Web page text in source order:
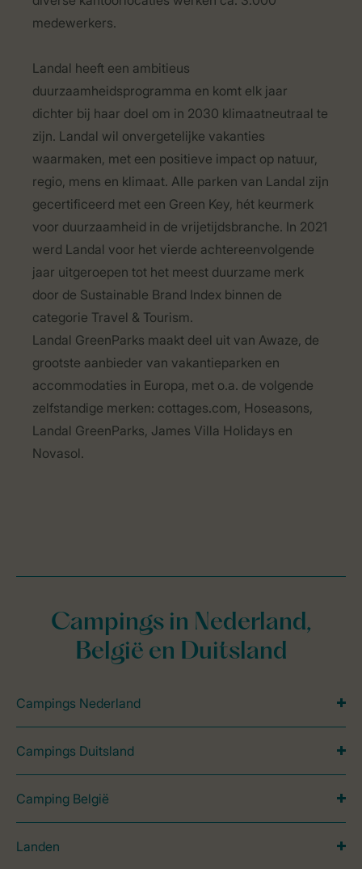
medewerkers.
Landal heeft een ambitieus
duurzaamheidsprogramma en komt elk jaar
dichter bij haar doel om in 2030 klimaatneutraal te
zijn. Landal wil onvergetelijke vakanties
waarmaken, met een positieve impact op natuur,
regio, mens en klimaat. Alle parken van Landal zijn
gecertificeerd met een Green Key, hét keurmerk
voor duurzaamheid in de vrijetijdsbranche. In 2021
werd Landal voor het vierde achtereenvolgende
jaar uitgeroepen tot het meest duurzame merk
door de Sustainable Brand Index binnen de
categorie Travel & Tourism.
Landal GreenParks maakt deel uit van Awaze, de
grootste aanbieder van vakantieparken en
accommodaties in Europa, met o.a. de volgende
zelfstandige merken: cottages.com, Hoseasons,
Landal GreenParks, James Villa Holidays en
Novasol.
Campings in Nederland,
België en Duitsland
Campings Nederland
Campings Duitsland
Camping België
Landen